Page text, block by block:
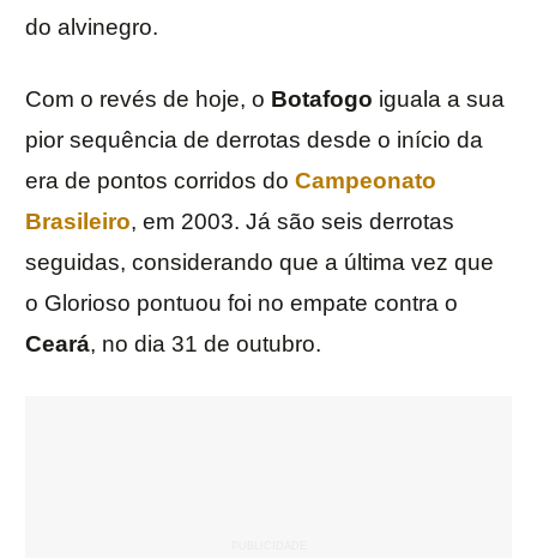
do alvinegro.
Com o revés de hoje, o Botafogo iguala a sua
pior sequência de derrotas desde o início da
era de pontos corridos do Campeonato
Brasileiro, em 2003. Já são seis derrotas
seguidas, considerando que a última vez que
o Glorioso pontuou foi no empate contra o
Ceará, no dia 31 de outubro.